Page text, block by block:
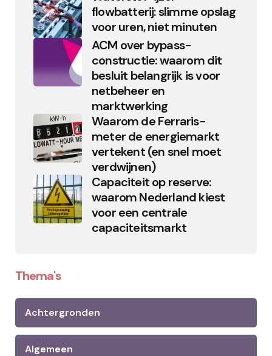
flowbatterij: slimme opslag
voor uren, niet minuten
ACM over bypass-
constructie: waarom dit
besluit belangrijk is voor
netbeheer en
marktwerking
Waarom de Ferraris-
meter de energiemarkt
vertekent (en snel moet
verdwijnen)
Capaciteit op reserve:
waarom Nederland kiest
voor een centrale
capaciteitsmarkt
Thema's
Achtergronden
Algemeen